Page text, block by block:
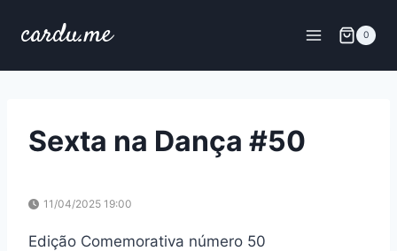
cardu.me 0
Sexta na Dança #50
11/04/2025 19:00
Edição Comemorativa número 50